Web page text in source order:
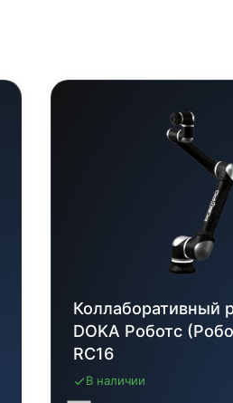
Коллаборативный
DOKA Роботс
RC16
В наличии